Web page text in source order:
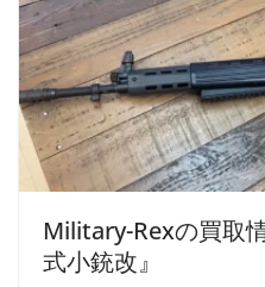
Military-Rexの買取
式小銃改』